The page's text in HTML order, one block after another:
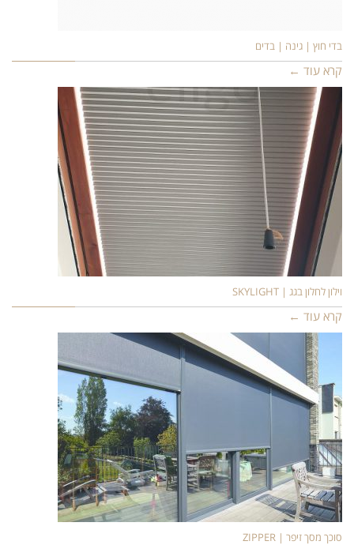
בדי חוץ | גינה | בדים
קרא עוד ←
וילון לחלון בגג | SKYLIGHT
קרא עוד ←
סוכך מסך זיפר | ZIPPER